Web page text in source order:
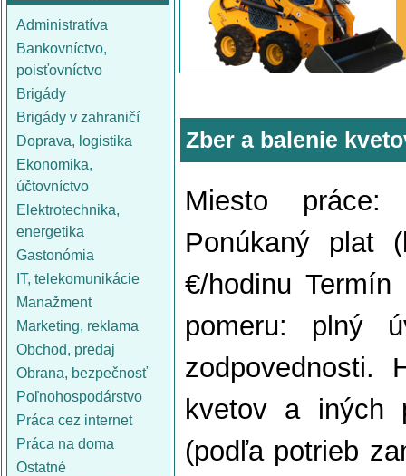
Administratíva
Bankovníctvo,
poisťovníctvo
Brigády
Brigády v zahraničí
Doprava, logistika
Ekonomika,
účtovníctvo
Elektrotechnika,
energetika
Gastonómia
IT, telekomunikácie
Manažment
Marketing, reklama
Obchod, predaj
Obrana, bezpečnosť
Poľnohospodárstvo
Práca cez internet
Práca na doma
Ostatné
Zber a balenie
Miesto
Ponúkaný plat
€/hodinu Termín
pomeru: plný
zodpovednosti.
kvetov a iných
(podľa potrieb